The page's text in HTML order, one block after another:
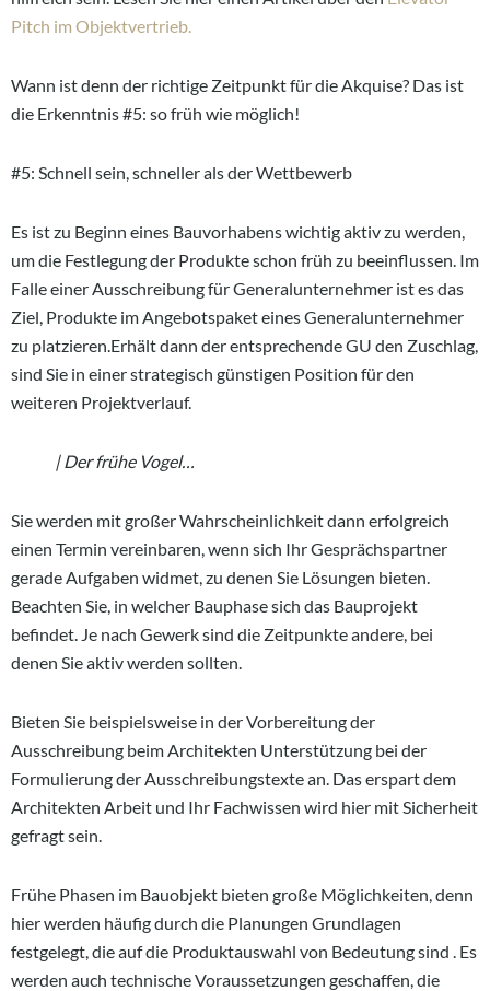
Pitch im Objektvertrieb.
Wann ist denn der richtige Zeitpunkt für die Akquise? Das ist
die Erkenntnis #5: so früh wie möglich!
#5: Schnell sein, schneller als der Wettbewerb
Es ist zu Beginn eines Bauvorhabens wichtig aktiv zu werden,
um die Festlegung der Produkte schon früh zu beeinflussen. Im
Falle einer Ausschreibung für Generalunternehmer ist es das
Ziel, Produkte im Angebotspaket eines Generalunternehmer
zu platzieren.Erhält dann der entsprechende GU den Zuschlag,
sind Sie in einer strategisch günstigen Position für den
weiteren Projektverlauf.
| Der frühe Vogel…
Sie werden mit großer Wahrscheinlichkeit dann erfolgreich
einen Termin vereinbaren, wenn sich Ihr Gesprächspartner
gerade Aufgaben widmet, zu denen Sie Lösungen bieten.
Beachten Sie, in welcher Bauphase sich das Bauprojekt
befindet. Je nach Gewerk sind die Zeitpunkte andere, bei
denen Sie aktiv werden sollten.
Bieten Sie beispielsweise in der Vorbereitung der
Ausschreibung beim Architekten Unterstützung bei der
Formulierung der Ausschreibungstexte an. Das erspart dem
Architekten Arbeit und Ihr Fachwissen wird hier mit Sicherheit
gefragt sein.
Frühe Phasen im Bauobjekt bieten große Möglichkeiten, denn
hier werden häufig durch die Planungen Grundlagen
festgelegt, die auf die Produktauswahl von Bedeutung sind . Es
werden auch technische Voraussetzungen geschaffen, die